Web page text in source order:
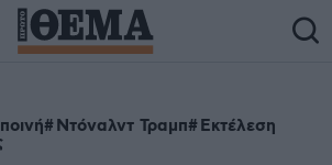
Ντόναλντ Τραμπ Εκτέλεση